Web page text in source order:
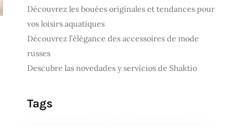
Découvrez les bouées originales et tendances pour
vos loisirs aquatiques
Découvrez l’élégance des accessoires de mode
russes
Descubre las novedades y servicios de Shaktio
Tags